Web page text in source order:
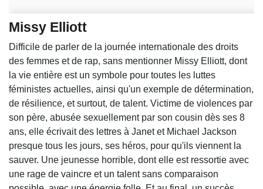
Missy Elliott
Difficile de parler de la journée internationale des droits
des femmes et de rap, sans mentionner Missy Elliott, dont
la vie entière est un symbole pour toutes les luttes
féministes actuelles, ainsi qu'un exemple de détermination,
de résilience, et surtout, de talent. Victime de violences par
son père, abusée sexuellement par son cousin dès ses 8
ans, elle écrivait des lettres à Janet et Michael Jackson
presque tous les jours, ses héros, pour qu'ils viennent la
sauver. Une jeunesse horrible, dont elle est ressortie avec
une rage de vaincre et un talent sans comparaison